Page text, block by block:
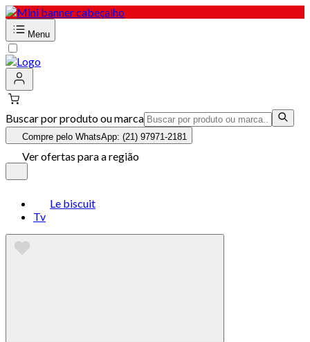
Menu
Buscar por produto ou marca
Compre pelo WhatsApp: (21) 97971-2181
Ver ofertas para a região
Le biscuit
Tv